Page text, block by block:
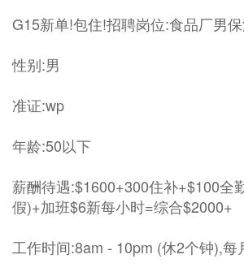
G15新单!包住!招聘岗位:食品厂男
性别:男
准证:wp
年龄:50以下
薪酬待遇:$1600+300住补+$100全
假)+加班$6新每小时=综合$2000+
工作时间:8am - 10pm (休2个钟),每